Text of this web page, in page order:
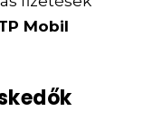
Mobil